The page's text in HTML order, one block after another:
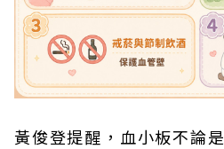
黃俊登提醒，血小板不論